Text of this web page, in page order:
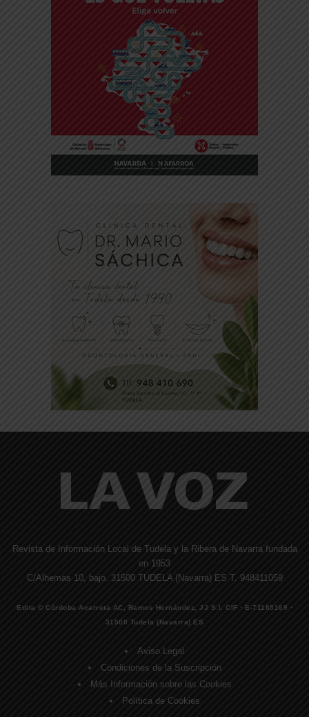
Revista de Información Local de Tudela y la Ribera de Navarra fundada
en 1953
C/Alhemas 10, bajo. 31500 TUDELA (Navarra) ES T. 948411059
Edita © Córdoba Acarreta AC, Ramos Hernández, JJ S.I. CIF · E-71185169 ·
31500 Tudela (Navarra) ES
Aviso Legal
Condiciones de la Suscripción
Más Información sobre las Cookies
Política de Cookies